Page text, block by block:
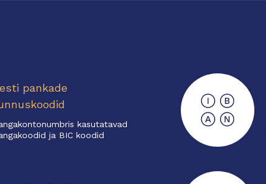
pankade
kasutatavad
ja BIC koodid